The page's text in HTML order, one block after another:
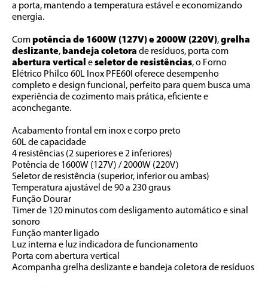
a porta, mantendo a temperatura estável e economizando
energia.
Com potência de 1600W (127V) e 2000W (220V), grelha
deslizante, bandeja coletora
abertura vertical e seletor de resistências, o Forno
Elétrico Philco 60L Inox PFE60I oferece desempenho
completo e design funcional, perfeito para quem busca uma
experiência de cozimento mais prática, eficiente e
aconchegante.
Acabamento frontal em inox e corpo preto
60L de capacidade
4 resistências (2 superiores e 2 inferiores)
Potência de 1600W (127V) / 2000W (220V)
Seletor de resistência (superior, inferior ou ambas)
Temperatura ajustável de 90 a 230 graus
Função Dourar
Timer de 120 minutos com desligamento automático e sinal
sonoro
Função manter ligado
Luz interna e luz indicadora de funcionamento
Porta com abertura vertical
Acompanha grelha deslizante e bandeja coletora de resíduos